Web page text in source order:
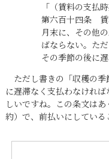
「（賃料の支払時
第六百十四条 賃
月末に、その他
ばならない。た
その季節の後に
ただし書きの「収穫の季
に遅滞なく支払わなけれ
しいですね。この条文は
約）で、前払いにしている